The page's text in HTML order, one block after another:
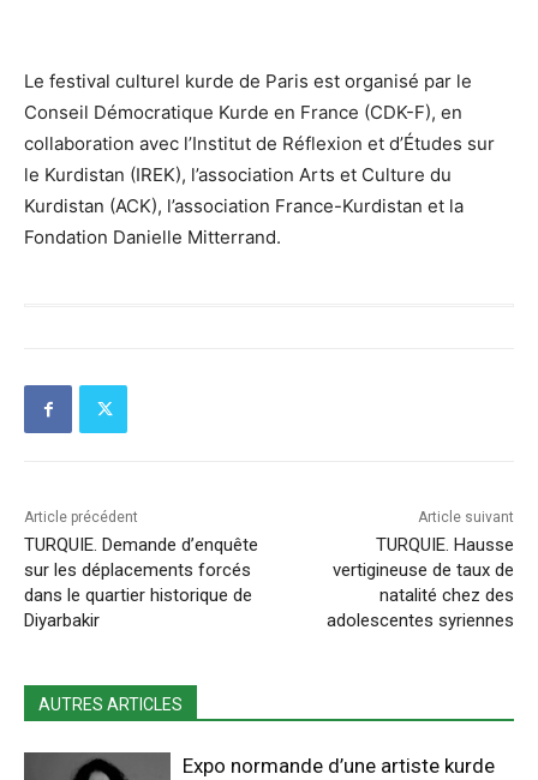
Le festival culturel kurde de Paris est organisé par le
Conseil Démocratique Kurde en France (CDK-F), en
collaboration avec l’Institut de Réflexion et d’Études sur
le Kurdistan (IREK), l’association Arts et Culture du
Kurdistan (ACK), l’association France-Kurdistan et la
Fondation Danielle Mitterrand.
Article précédent
TURQUIE. Demande d’enquête
sur les déplacements forcés
dans le quartier historique de
Diyarbakir
Article suivant
TURQUIE. Hausse
vertigineuse de taux de
natalité chez des
adolescentes syriennes
AUTRES ARTICLES
Expo normande d’une artiste kurde